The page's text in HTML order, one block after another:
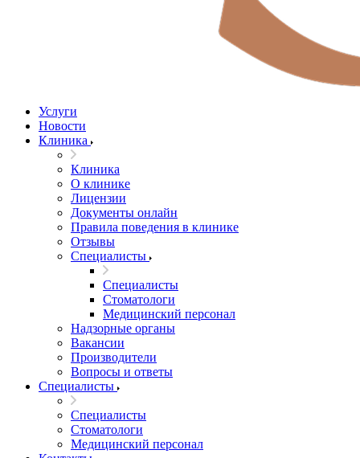
Услуги
Новости
Клиника
Клиника
О клинике
Лицензии
Документы онлайн
Правила поведения в клинике
Отзывы
Специалисты
Специалисты
Стоматологи
Медицинский персонал
Надзорные органы
Вакансии
Производители
Вопросы и ответы
Специалисты
Специалисты
Стоматологи
Медицинский персонал